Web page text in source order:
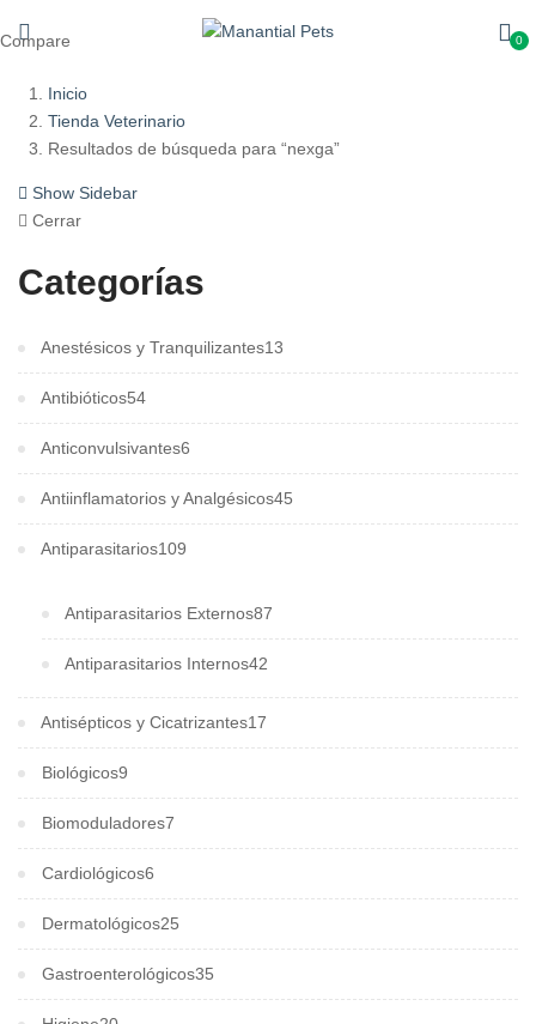
0
Inicio
Tienda Veterinario
Resultados de búsqueda para “nexga”
Show Sidebar
Cerrar
Categorías
Anestésicos y Tranquilizantes13
Antibióticos54
Anticonvulsivantes6
Antiinflamatorios y Analgésicos45
Antiparasitarios109
Antiparasitarios Externos87
Antiparasitarios Internos42
Antisépticos y Cicatrizantes17
Biológicos9
Biomoduladores7
Cardiológicos6
Dermatológicos25
Gastroenterológicos35
Compare